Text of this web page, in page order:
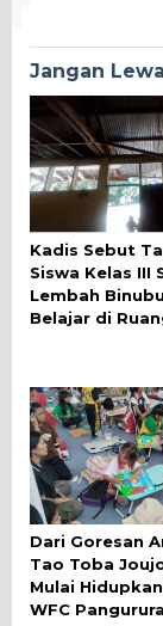
Jangan
Kadis Sebut
Siswa Kelas III
Lembah
Belajar di
Dari Goresan
Tao Toba
Mulai
WFC